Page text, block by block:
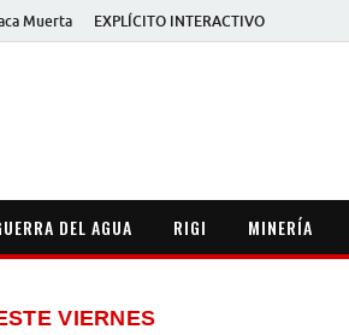
Muerta EXPLÍCITO INTERACTIVO
DEL AGUA RIGI MINERÍA
VIERNES